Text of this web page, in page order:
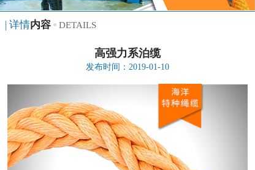
| 详情内容 DETAILS
高强力系泊缆
发布时间：2019-01-10